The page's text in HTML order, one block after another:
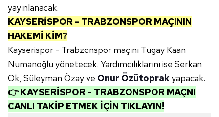
yayınlanacak.
KAYSERİSPOR - TRABZONSPOR MAÇININ
HAKEMİ KİM?
Kayserispor - Trabzonspor maçını Tugay Kaan
Numanoğlu yönetecek. Yardımcılıklarını ise Serkan
Ok, Süleyman Özay ve Onur Özütoprakyapacak.
👉 KAYSERİSPOR - TRABZONSPOR MAÇNI
CANLI TAKİP ETMEK İÇİN TIKLAYIN!